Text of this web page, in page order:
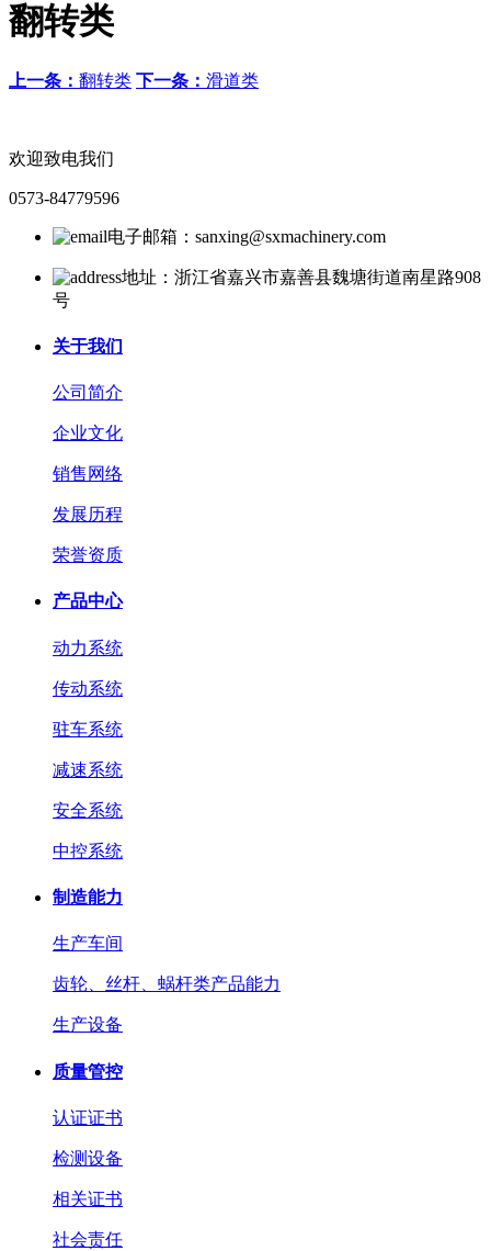
翻转类
上一条： 翻转类 下一条： 滑道类
欢迎致电我们
0573-84779596
电子邮箱：sanxing@sxmachinery.com
地址：浙江省嘉兴市嘉善县魏塘街道南星路908
号
关于我们
公司简介
企业文化
销售网络
发展历程
荣誉资质
产品中心
动力系统
传动系统
驻车系统
减速系统
安全系统
中控系统
制造能力
生产车间
齿轮、丝杆、蜗杆类产品能力
生产设备
质量管控
认证证书
检测设备
相关证书
社会责任